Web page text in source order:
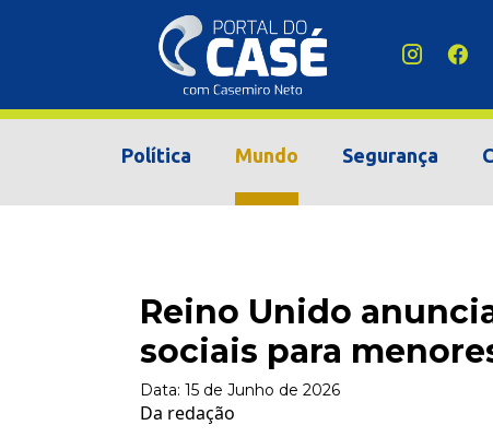
Política Mundo Segurança
Reino Unido
sociais para
Data: 15 de Junho de 2026
Da redação